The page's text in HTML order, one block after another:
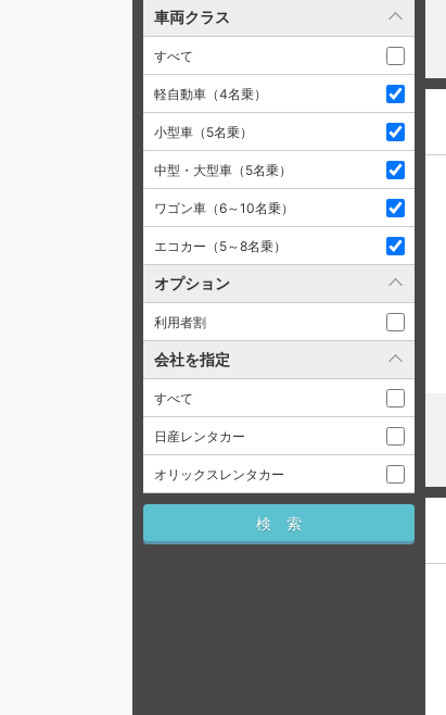
車両クラス
すべて
軽自動車（4名乗）
小型車（5名乗）
中型・大型車（5名乗）
ワゴン車（6～10名乗）
エコカー（5～8名乗）
オプション
利用者割
会社を指定
すべて
日産レンタカー
オリックスレンタカー